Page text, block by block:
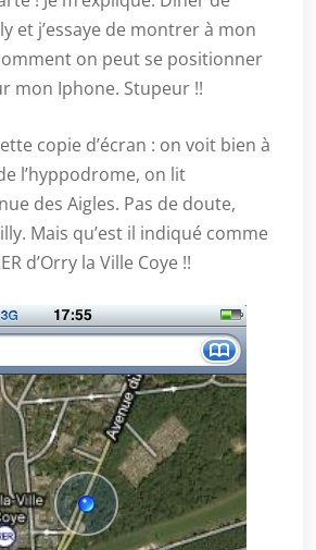
et j’essaye de montrer à mon
on peut se positionner
mon Iphone. Stupeur !!
copie d’écran : on voit bien à
l’hyppodrome, on lit
des Aigles. Pas de doute,
Mais qu’est il indiqué comme
d’Orry la Ville Coye !!